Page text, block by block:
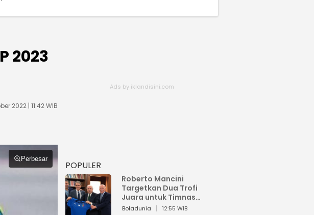
2023
2022 | 11:42 WIB
Perbesar
POPULER
Roberto Mancini
Targetkan Dua Trofi
Juara untuk Timnas
Italia
Boladunia 12:55 WIB